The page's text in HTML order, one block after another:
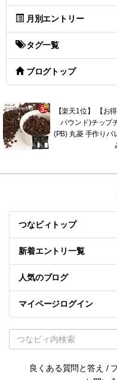
月別エントリー
タグ一覧
ブログトップ
【楽天1位】 【お
パウンド)チップ
(PB) 丸菱 手作りバ
つなビィトップ
新着エントリ一覧
人気のブログ
マイページログイン
良くある質問と答え /